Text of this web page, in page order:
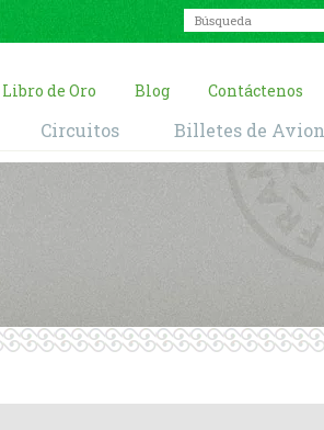
Libro de Oro Blog Contáctenos
Circuitos Billetes de Avion